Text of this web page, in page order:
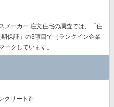
ーカー 注文住宅の調査では、
「住
保証」 の3項目で（ランクイン企業
ークしています。
クリート造